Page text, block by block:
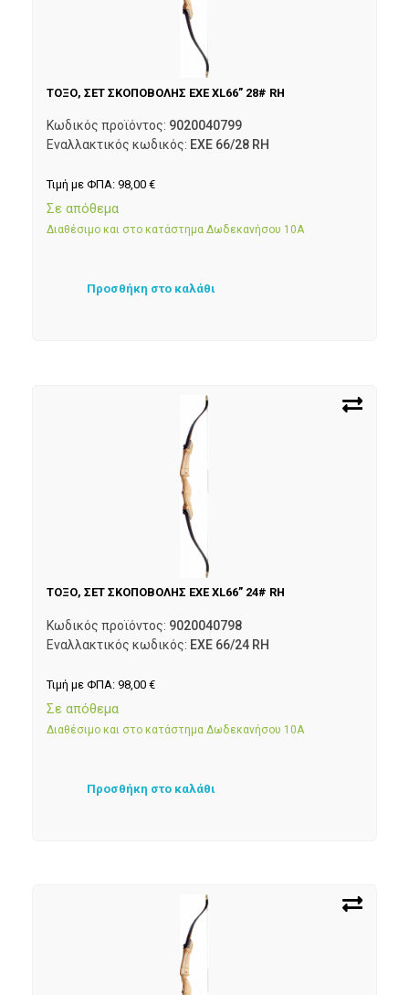
ΤΟΞΟ, ΣΕΤ ΣΚΟΠΟΒΟΛΗΣ EXE XL66” 28# RH
Κωδικός προϊόντος: 9020040799
Εναλλακτικός κωδικός: EXE 66/28 RH
Τιμή με ΦΠΑ: 98,00 €
Σε απόθεμα
Διαθέσιμο και στο κατάστημα Δωδεκανήσου 10Α
Προσθήκη στο καλάθι
ΤΟΞΟ, ΣΕΤ ΣΚΟΠΟΒΟΛΗΣ EXE XL66” 24# RH
Κωδικός προϊόντος: 9020040798
Εναλλακτικός κωδικός: EXE 66/24 RH
Τιμή με ΦΠΑ: 98,00 €
Σε απόθεμα
Διαθέσιμο και στο κατάστημα Δωδεκανήσου 10Α
Προσθήκη στο καλάθι